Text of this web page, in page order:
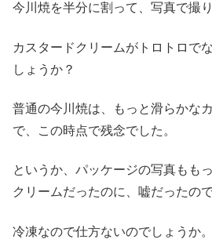
今川焼を半分に割って、写真で撮り
カスタードクリームがトロトロで
しょうか？
普通の今川焼は、もっと滑らかな
で、この時点で残念でした。
というか、パッケージの写真もも
クリームだったのに、嘘だったの
冷凍なので仕方ないのでしょうか。